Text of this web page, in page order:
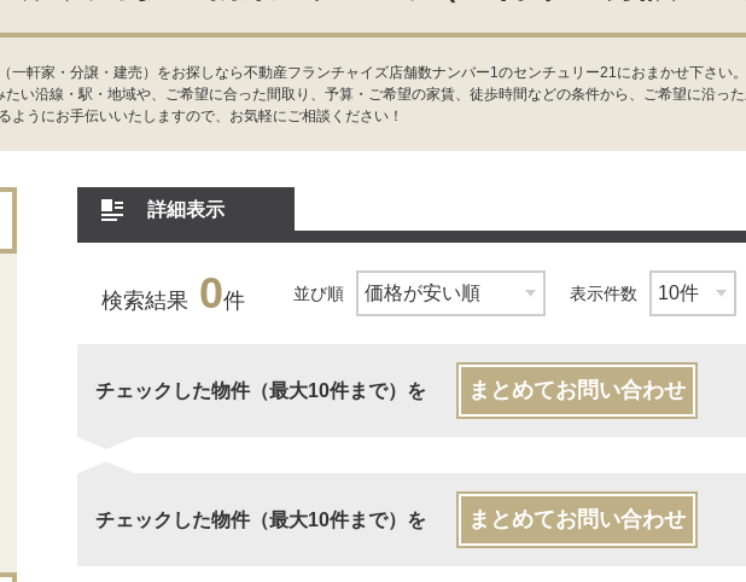
一軒家・分譲・建売）をお探しなら不動産フランチャイズ店舗数ナンバー1のセンチュリー21におまかせ下さい
い沿線・駅・地域や、ご希望に合った間取り、予算・ご希望の家賃、徒歩時間などの条件から、ご希望に沿っ
ようにお手伝いいたしますので、お気軽にご相談ください！
詳細表示
検索結果 0件 並び順 表示件数
チェックした物件（最大10件まで）を まとめてお問い合わせ
チェックした物件（最大10件まで）を まとめてお問い合わせ